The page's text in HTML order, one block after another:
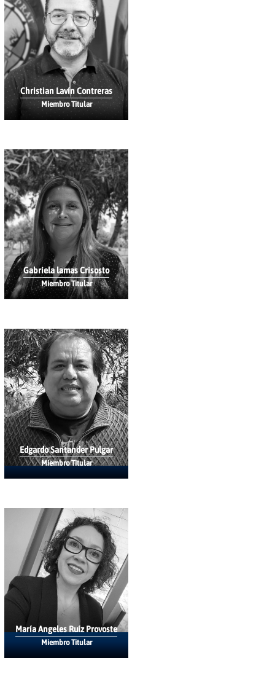
Christian Lavín Contreras
Miembro Titular
Gabriela lamas Crisosto
Miembro Titular
Edgardo Santander Pulgar
Miembro Titular
María Angeles Ruíz Provoste
Miembro Titular